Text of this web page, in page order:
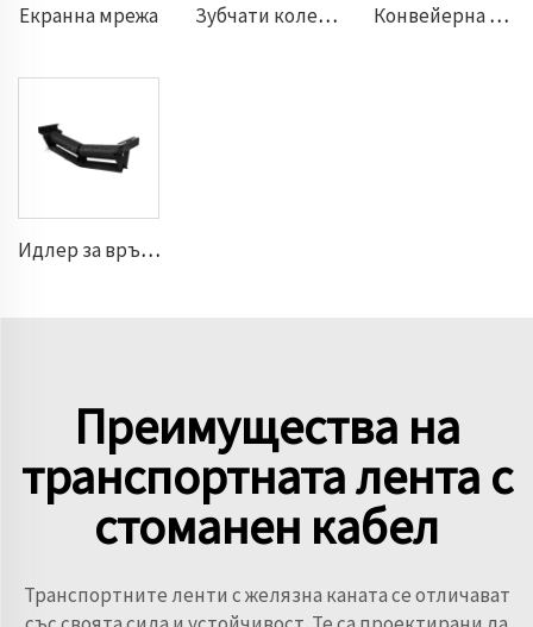
Екранна мрежа Зубчати колела от оливо Конвейерна лента
Идлер за връщане V
Преимущества на
транспортната лента с
стоманен кабел
Транспортните ленти с желязна каната се отличават